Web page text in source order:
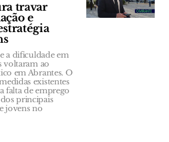
travar
e
a dificuldade em
voltaram ao
em Abrantes. O
existentes
falta de emprego
principais
jovens no